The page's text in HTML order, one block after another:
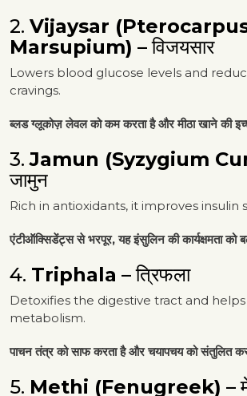
2. Vijaysar
Marsupium) – विजयसार
Lowers blood glucose levels and
cravings.
ब्लड ग्लूकोज़ लेवल को कम करता है और मीठा खाने की
3.Jamun (Syzygium
जामुन
Rich in antioxidants, it improves insulin
एंटीऑक्सिडेंट्स से भरपूर, यह इंसुलिन की कार्यक्षमता को
4. Triphala – त्रिफला
Detoxifies the digestive tract and
metabolism.
पाचन तंत्र को साफ करता है और चयापचय को संतुलित
5. Methi (Fenugreek) –